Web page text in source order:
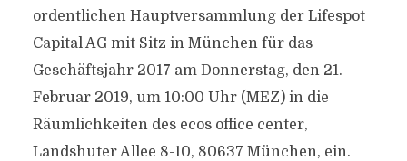
ordentlichen Hauptversammlung der Lifespot
Capital AG mit Sitz in München für das
Geschäftsjahr 2017 am Donnerstag, den 21.
Februar 2019, um 10:00 Uhr (MEZ) in die
Räumlichkeiten des ecos office center,
Landshuter Allee 8-10, 80637 München, ein.